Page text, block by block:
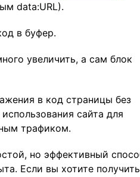
data:URL).
в буфер.
увеличить, а сам блок
в код страницы без
сайта для
трафиком.
но эффективный
Если вы хотите получить